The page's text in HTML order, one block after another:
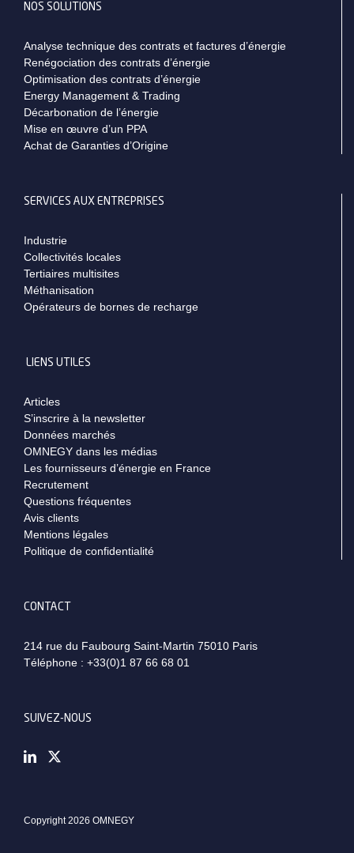
NOS SOLUTIONS
Analyse technique des contrats et factures d’énergie
Renégociation des contrats d’énergie
Optimisation des contrats d’énergie
Energy Management & Trading
Décarbonation de l’énergie
Mise en œuvre d’un PPA
Achat de Garanties d’Origine
SERVICES AUX ENTREPRISES
Industrie
Collectivités locales
Tertiaires multisites
Méthanisation
Opérateurs de bornes de recharge
LIENS UTILES
Articles
S’inscrire à la newsletter
Données marchés
OMNEGY dans les médias
Les fournisseurs d’énergie en France
Recrutement
Questions fréquentes
Avis clients
Mentions légales
Politique de confidentialité
CONTACT
214 rue du Faubourg Saint-Martin 75010 Paris
Téléphone : +33(0)1 87 66 68 01
SUIVEZ-NOUS
Copyright 2026 OMNEGY